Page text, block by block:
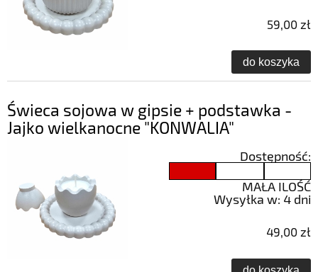
59,00 zł
do koszyka
Świeca sojowa w gipsie + podstawka -
Jajko wielkanocne "KONWALIA"
Dostępność:
MAŁA ILOŚĆ
Wysyłka w: 4 dni
49,00 zł